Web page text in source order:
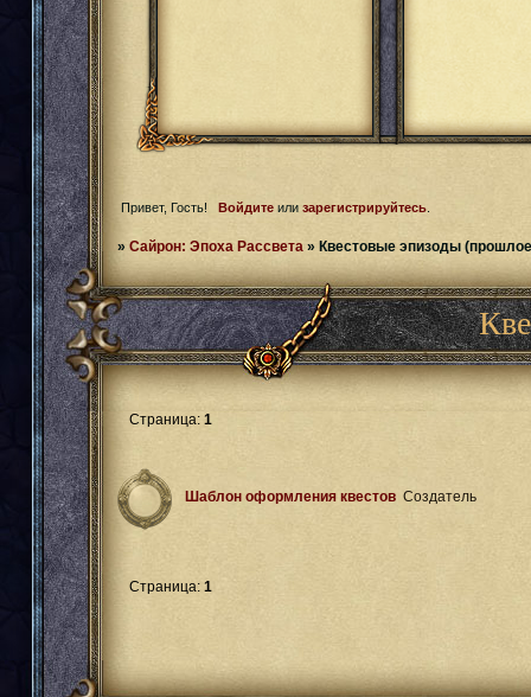
Привет, Гость! Войдитеили зарегистрируйтесь.
» Сайрон: Эпоха Рассвета » Квестовые эпизоды
Страница: 1
Шаблон оформления квестов Создатель
Страница: 1